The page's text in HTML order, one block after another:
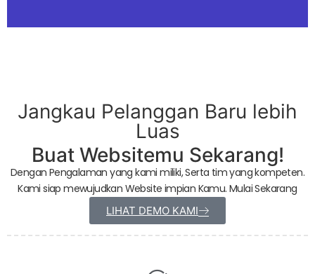
Jangkau Pelanggan Baru lebih
Luas
Buat Websitemu Sekarang!
Dengan Pengalaman yang kami miliki, Serta tim yang kompeten.
Kami siap mewujudkan Website impian Kamu. Mulai Sekarang
LIHAT DEMO KAMI